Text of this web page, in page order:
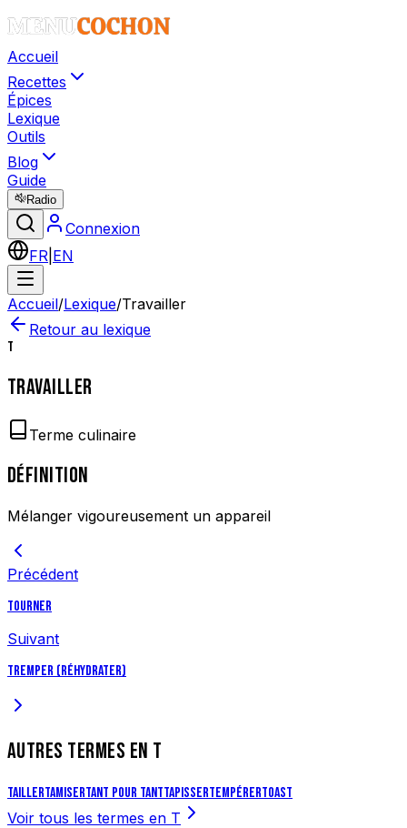
Accueil
Recettes
Épices
Lexique
Outils
Blog
Guide
Radio
Connexion
FR EN
Accueil/Lexique/Travailler
Retour au lexique
T
TRAVAILLER
Terme culinaire
DÉFINITION
Mélanger vigoureusement un appareil
Précédent
Tourner
Suivant
Tremper (réhydrater)
AUTRES TERMES EN T
TaillerTamiserTant pour tantTapisserTempérerToast
Voir tous les termes en T